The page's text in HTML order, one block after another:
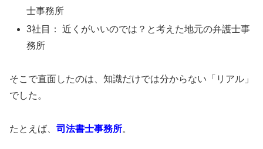
士事務所
3社目： 近くがいいのでは？と考えた地元の弁護士事
務所
そこで直面したのは、知識だけでは分からない「リアル」
でした。
たとえば、 司法書士事務所。